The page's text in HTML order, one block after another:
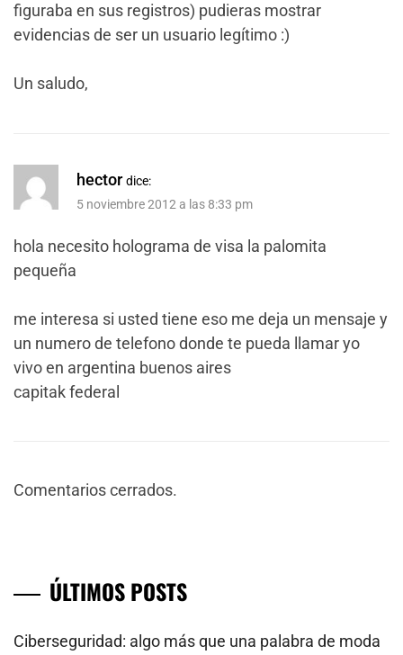
figuraba en sus registros) pudieras mostrar
evidencias de ser un usuario legítimo :)
Un saludo,
hector dice:
5 noviembre 2012 a las 8:33 pm
hola necesito holograma de visa la palomita
pequeña
me interesa si usted tiene eso me deja un mensaje y
un numero de telefono donde te pueda llamar yo
vivo en argentina buenos aires
capitak federal
Comentarios cerrados.
ÚLTIMOS POSTS
Ciberseguridad: algo más que una palabra de moda